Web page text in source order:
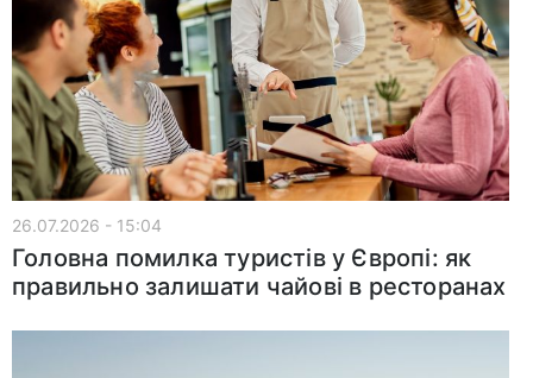
26.07.2026 - 15:04
Головна помилка туристів у Європі: як
правильно залишати чайові в ресторанах